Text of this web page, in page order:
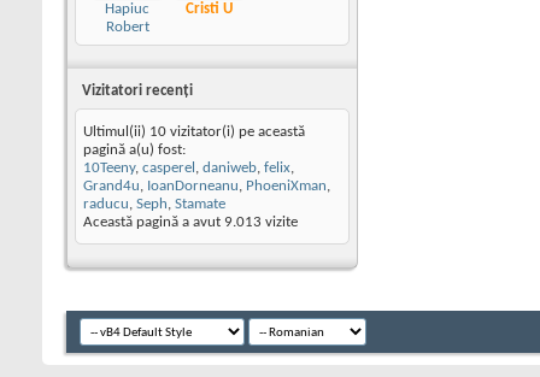
Hapiuc
Robert
Cristi U
Vizitatori recenţi
Ultimul(ii) 10 vizitator(i) pe această
pagină a(u) fost:
10Teeny, casperel , daniweb, felix,
Grand4u, IoanDorneanu, PhoeniXman,
raducu, Seph, Stamate
Această pagină a avut 9.013 vizite